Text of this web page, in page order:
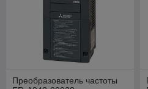
Преобразователь частоты